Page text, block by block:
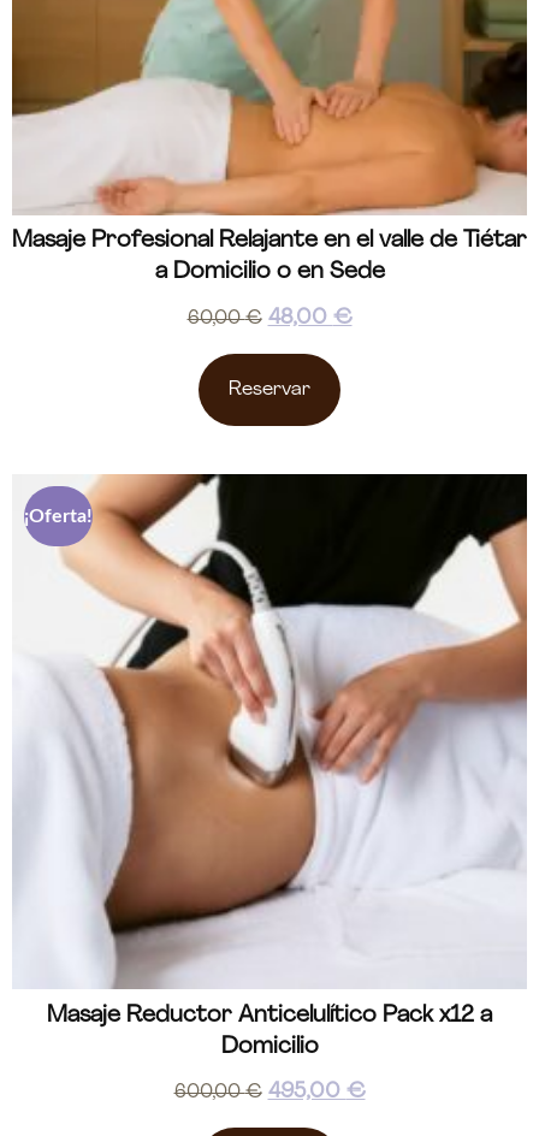
Masaje Profesional Relajante en el valle de Tiétar
a Domicilio o en Sede
60,00€ 48,00 €
Reservar
¡Oferta!
Masaje Reductor Anticelulítico Pack x12 a
Domicilio
600,00€ 495,00 €